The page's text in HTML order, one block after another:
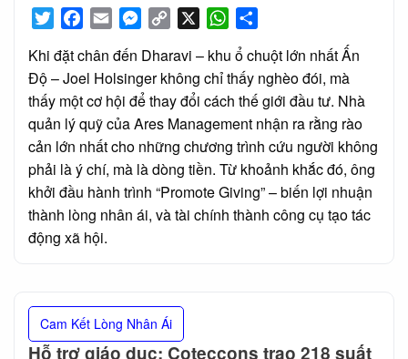
TwitterFacebook
Email Messenger
Copy
WhatsApp
Khi đặt chân đến Dharavi – khu ổ chuột lớn nhất Ấn
Độ – Joel Holsinger không chỉ thấy nghèo đói, mà
thấy một cơ hội để thay đổi cách thế giới đầu tư. Nhà
quản lý quỹ của Ares Management nhận ra rằng rào
cản lớn nhất cho những chương trình cứu người không
phải là ý chí, mà là dòng tiền. Từ khoảnh khắc đó, ông
khởi đầu hành trình “Promote Giving” – biến lợi nhuận
thành lòng nhân ái, và tài chính thành công cụ tạo tác
động xã hội.
Cam Kết Lòng Nhân Ái
Hỗ trợ giáo dục: Coteccons trao 218 suất